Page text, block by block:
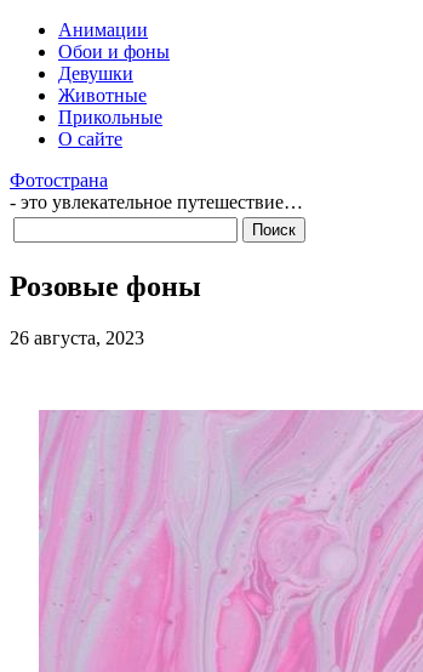
Анимации
Обои и фоны
Девушки
Животные
Прикольные
О сайте
Фотострана
- это увлекательное путешествие…
Розовые фоны
26 августа, 2023